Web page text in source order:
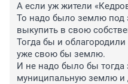
А если уж жители
То надо было землю под
выкупить в свою
Тогда бы и
уже свою бы землю.
И не надо было бы тогда
муниципальную землю и